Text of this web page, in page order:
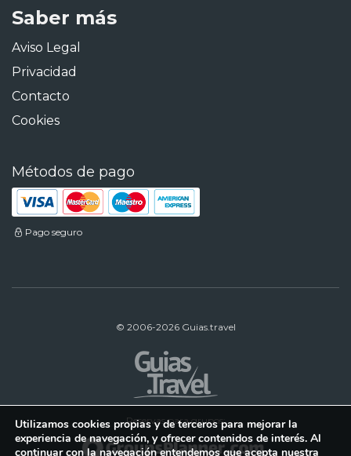
Saber más
Aviso Legal
Privacidad
Contacto
Cookies
Métodos de pago
Pago seguro
© 2006-2026 Guias.travel
Reservas para grupos:
Utilizamos cookies propias y de terceros para mejorar la
experiencia de navegación, y ofrecer contenidos de interés. Al
continuar con la navegación entendemos que acepta nuestra